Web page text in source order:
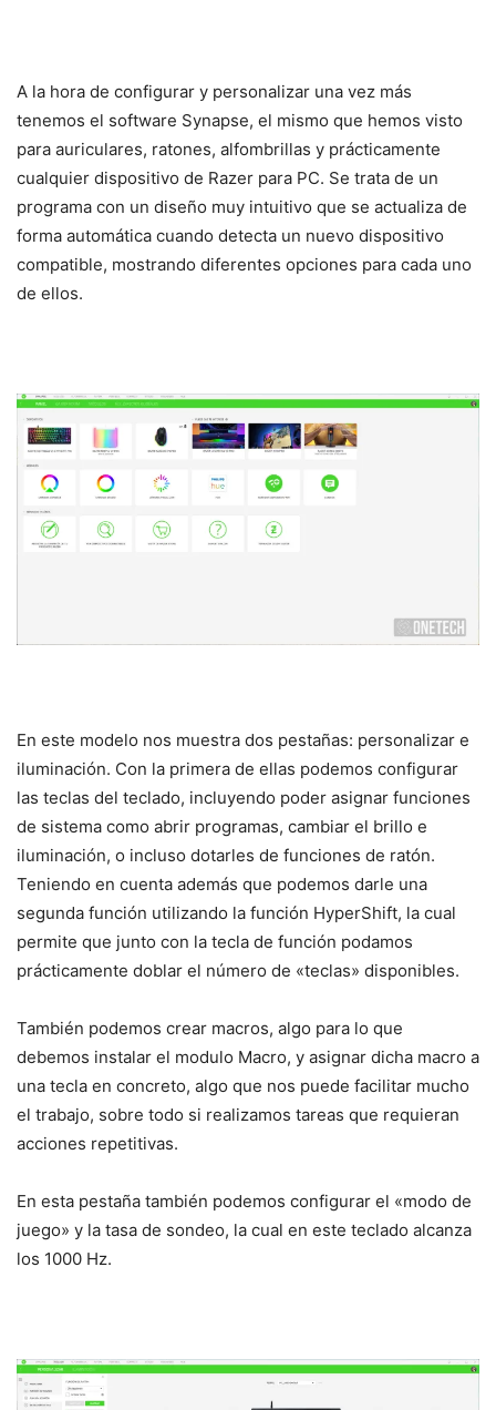
A la hora de configurar y personalizar una vez más
tenemos el software Synapse, el mismo que hemos visto
para auriculares, ratones, alfombrillas y prácticamente
cualquier dispositivo de Razer para PC. Se trata de un
programa con un diseño muy intuitivo que se actualiza de
forma automática cuando detecta un nuevo dispositivo
compatible, mostrando diferentes opciones para cada uno
de ellos.
En este modelo nos muestra dos pestañas: personalizar e
iluminación. Con la primera de ellas podemos configurar
las teclas del teclado, incluyendo poder asignar funciones
de sistema como abrir programas, cambiar el brillo e
iluminación, o incluso dotarles de funciones de ratón.
Teniendo en cuenta además que podemos darle una
segunda función utilizando la función HyperShift, la cual
permite que junto con la tecla de función podamos
prácticamente doblar el número de «teclas» disponibles.
También podemos crear macros, algo para lo que
debemos instalar el modulo Macro, y asignar dicha macro a
una tecla en concreto, algo que nos puede facilitar mucho
el trabajo, sobre todo si realizamos tareas que requieran
acciones repetitivas.
En esta pestaña también podemos configurar el «modo de
juego» y la tasa de sondeo, la cual en este teclado alcanza
los 1000 Hz.